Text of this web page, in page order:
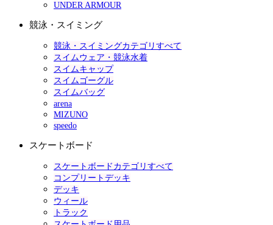
UNDER ARMOUR
競泳・スイミング
競泳・スイミングカテゴリすべて
スイムウェア・競泳水着
スイムキャップ
スイムゴーグル
スイムバッグ
arena
MIZUNO
speedo
スケートボード
スケートボードカテゴリすべて
コンプリートデッキ
デッキ
ウィール
トラック